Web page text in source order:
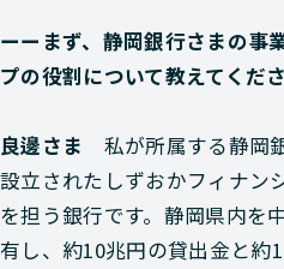
ーーまず、静岡銀行さまの事
プの役割について教えてくださ
良邊さま 私が所属する静岡
設立されたしずおかフィナン
を担う銀行です。静岡県内を
有し、約10兆円の貸出金と約